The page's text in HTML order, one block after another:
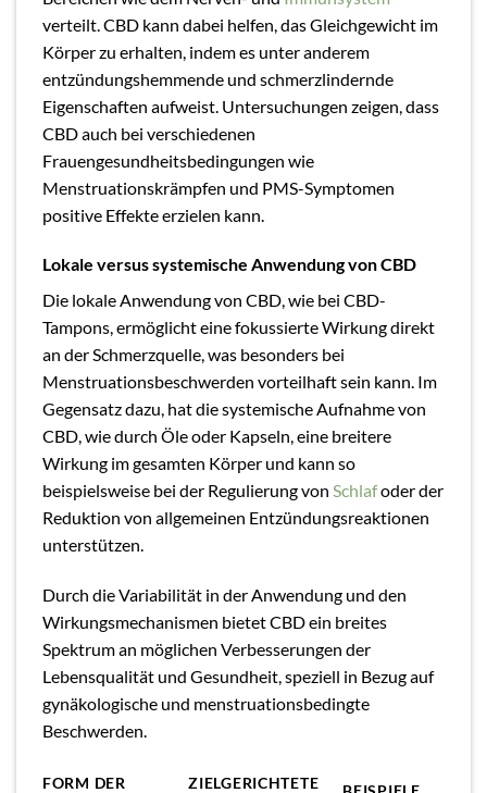
verteilt. CBD kann dabei helfen, das Gleichgewicht im
Körper zu erhalten, indem es unter anderem
entzündungshemmende und schmerzlindernde
Eigenschaften aufweist. Untersuchungen zeigen, dass
CBD auch bei verschiedenen
Frauengesundheitsbedingungen wie
Menstruationskrämpfen und PMS-Symptomen
positive Effekte erzielen kann.
Lokale versus systemische Anwendung von CBD
Die lokale Anwendung von CBD, wie bei CBD-
Tampons, ermöglicht eine fokussierte Wirkung direkt
an der Schmerzquelle, was besonders bei
Menstruationsbeschwerden vorteilhaft sein kann. Im
Gegensatz dazu, hat die systemische Aufnahme von
CBD, wie durch Öle oder Kapseln, eine breitere
Wirkung im gesamten Körper und kann so
beispielsweise bei der Regulierung von Schlafoder der
Reduktion von allgemeinen Entzündungsreaktionen
unterstützen.
Durch die Variabilität in der Anwendung und den
Wirkungsmechanismen bietet CBD ein breites
Spektrum an möglichen Verbesserungen der
Lebensqualität und Gesundheit, speziell in Bezug auf
gynäkologische und menstruationsbedingte
Beschwerden.
FORM DER
ZIELGERICHTETE